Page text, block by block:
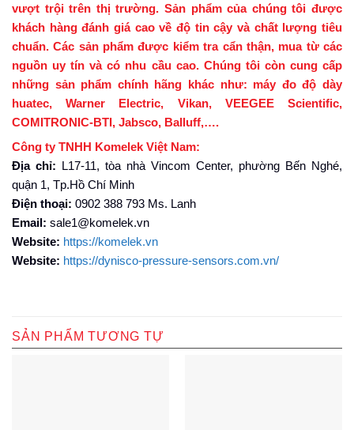
vượt trội trên thị trường. Sản phẩm của chúng tôi được
khách hàng đánh giá cao về độ tin cậy và chất lượng tiêu
chuẩn. Các sản phẩm được kiểm tra cẩn thận, mua từ các
nguồn uy tín và có nhu cầu cao. Chúng tôi còn cung cấp
những sản phẩm chính hãng khác như: máy đo độ dày
huatec, Warner Electric, Vikan, VEEGEE Scientific,
COMITRONIC-BTI, Jabsco, Balluff,….
Công ty TNHH Komelek Việt Nam:
Địa chỉ: L17-11, tòa nhà Vincom Center, phường Bến Nghé,
quận 1, Tp.Hồ Chí Minh
Điện thoại: 0902 388 793 Ms. Lanh
Email: sale1@komelek.vn
Website: https://komelek.vn
Website: https://dynisco-pressure-sensors.com.vn/
SẢN PHẨM TƯƠNG TỰ